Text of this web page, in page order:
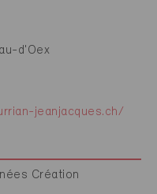
d'Oex
jeanjacques.ch/
Création